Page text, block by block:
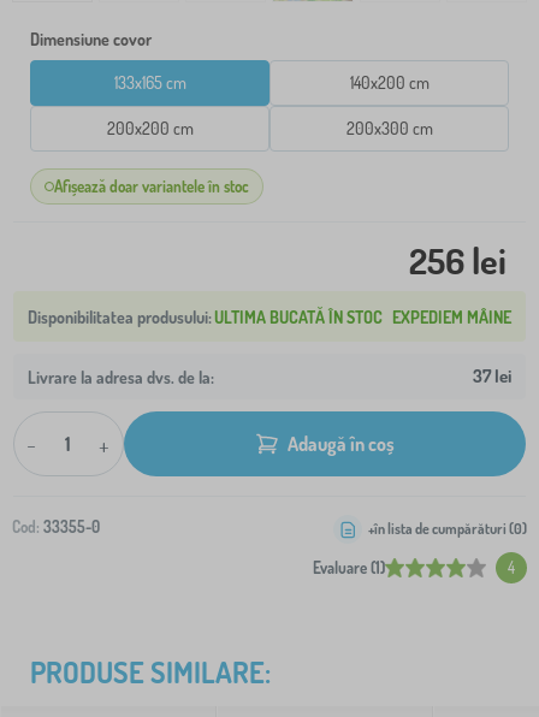
Dimensiune covor
133x165 cm 140x200 cm
200x200 cm 200x300 cm
Afișează doar variantele în stoc
256 lei
ULTIMA BUCATĂ ÎN STOC EXPEDIEM MÂINE
Livrare la adresa dvs. de la: 37 lei
- + Adaugă în coș
Cod: 33355-0
Evaluare (1) 4
+în lista de cumpărături (0)
PRODUSE SIMILARE: